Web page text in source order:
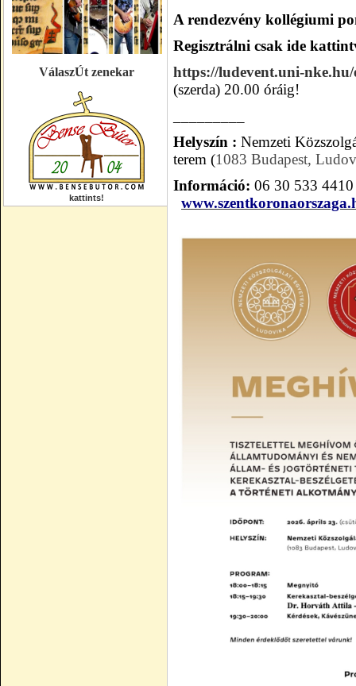
VálaszÚt zenekar
kattints!
A rendezvény kollégiumi
Regisztrálni csak ide
https://ludevent.uni-nke.hu/
(szerda) 20.00 óráig!
Helyszín : Nemzeti
terem (1083 Budapest,
Információ: 06 30 533